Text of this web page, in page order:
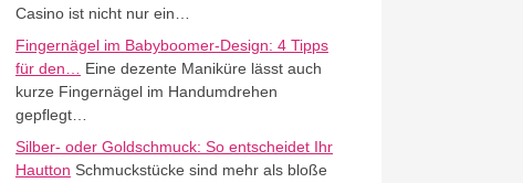
Casino ist nicht nur ein…
Fingernägel im Babyboomer-Design: 4 Tipps
für den…
Eine dezente Maniküre lässt auch
kurze Fingernägel im Handumdrehen
gepflegt…
Silber- oder Goldschmuck: So entscheidet Ihr
Hautton Schmuckstücke sind mehr als bloße